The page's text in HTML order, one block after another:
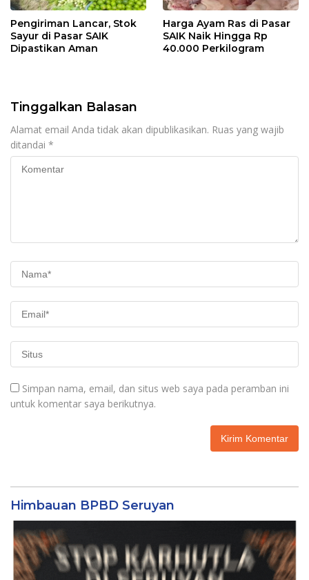
Pengiriman Lancar, Stok
Sayur di Pasar SAIK
Dipastikan Aman
Harga Ayam Ras di Pasar
SAIK Naik Hingga Rp
40.000 Perkilogram
Tinggalkan Balasan
Alamat email Anda tidak akan dipublikasikan. Ruas yang wajib
ditandai *
Simpan nama, email, dan situs web saya pada peramban ini
untuk komentar saya berikutnya.
Himbauan BPBD Seruyan